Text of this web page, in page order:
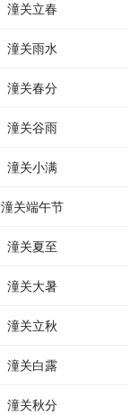
潼关立春
潼关雨水
潼关春分
潼关谷雨
潼关小满
潼关端午节
潼关夏至
潼关大暑
潼关立秋
潼关白露
潼关秋分